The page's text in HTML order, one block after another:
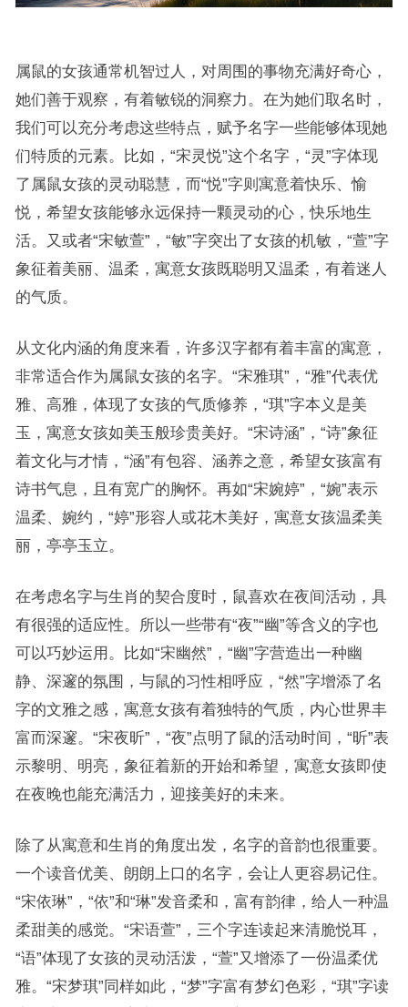
属鼠的女孩通常机智过人，对周围的事物充满好奇心，
她们善于观察，有着敏锐的洞察力。在为她们取名时，
我们可以充分考虑这些特点，赋予名字一些能够体现她
们特质的元素。比如，“宋灵悦”这个名字，“灵”字体现
了属鼠女孩的灵动聪慧，而“悦”字则寓意着快乐、愉
悦，希望女孩能够永远保持一颗灵动的心，快乐地生
活。又或者“宋敏萱”，“敏”字突出了女孩的机敏，“萱”字
象征着美丽、温柔，寓意女孩既聪明又温柔，有着迷人
的气质。
从文化内涵的角度来看，许多汉字都有着丰富的寓意，
非常适合作为属鼠女孩的名字。“宋雅琪”，“雅”代表优
雅、高雅，体现了女孩的气质修养，“琪”字本义是美
玉，寓意女孩如美玉般珍贵美好。“宋诗涵”，“诗”象征
着文化与才情，“涵”有包容、涵养之意，希望女孩富有
诗书气息，且有宽广的胸怀。再如“宋婉婷”，“婉”表示
温柔、婉约，“婷”形容人或花木美好，寓意女孩温柔美
丽，亭亭玉立。
在考虑名字与生肖的契合度时，鼠喜欢在夜间活动，具
有很强的适应性。所以一些带有“夜”“幽”等含义的字也
可以巧妙运用。比如“宋幽然”，“幽”字营造出一种幽
静、深邃的氛围，与鼠的习性相呼应，“然”字增添了名
字的文雅之感，寓意女孩有着独特的气质，内心世界丰
富而深邃。“宋夜昕”，“夜”点明了鼠的活动时间，“昕”表
示黎明、明亮，象征着新的开始和希望，寓意女孩即使
在夜晚也能充满活力，迎接美好的未来。
除了从寓意和生肖的角度出发，名字的音韵也很重要。
一个读音优美、朗朗上口的名字，会让人更容易记住。
“宋依琳”，“依”和“琳”发音柔和，富有韵律，给人一种温
柔甜美的感觉。“宋语萱”，三个字连读起来清脆悦耳，
“语”体现了女孩的灵动活泼，“萱”又增添了一份温柔优
雅。“宋梦琪”同样如此，“梦”字富有梦幻色彩，“琪”字读